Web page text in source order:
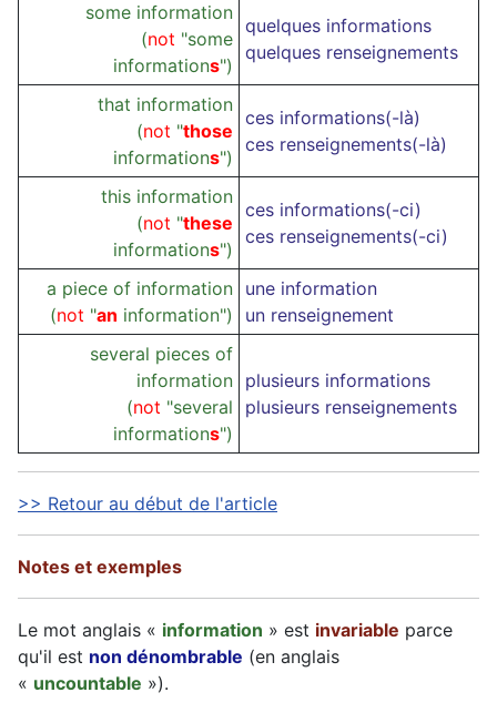
some information
(not "some
informations")
quelques informations
quelques renseignements
that information
(not "those
informations")
ces informations(-là)
ces renseignements(-là)
this information
(not "these
informations")
ces informations(-ci)
ces renseignements(-ci)
a piece of information
(not "an information")
une information
un renseignement
several pieces of
information
(not "several
informations")
plusieurs informations
plusieurs renseignements
>> Retour au début de l'article
Notes et exemples
Le mot anglais « information » est invariable parce
qu'il est non dénombrable (en anglais
« uncountable »).